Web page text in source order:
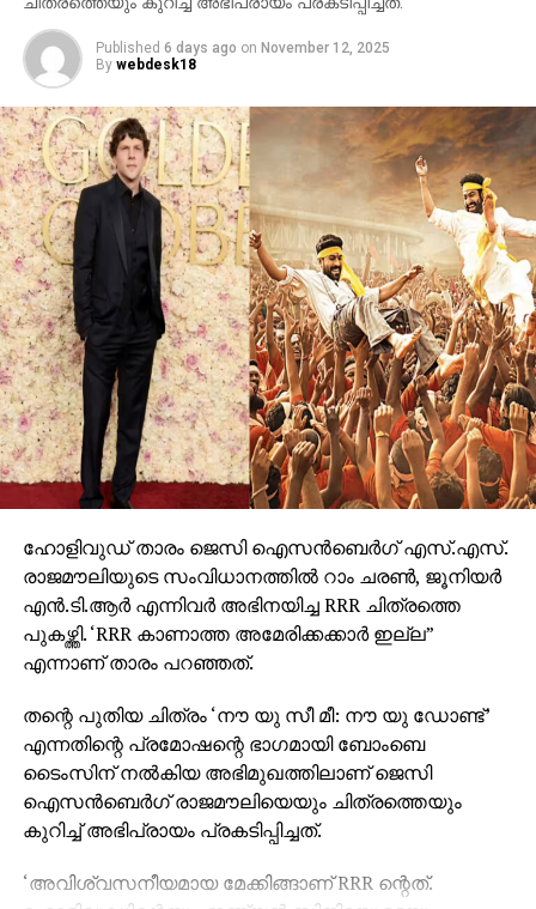
കയ്യില്‍ ത്രിശൂലം പിടിച്ച് കാളയുടെ പുറത്ത്
സവാരിയുമായി എത്തുന്ന രുദ്രയായി മഹേഷ്
ബാബുവിന്റെ എന്‍ട്രിയാണ് ട്രെയിലറിന്റെ ഹൈലൈറ്റ്.
അതേപോലെ, വേദിയിലേക്കും മഹേഷ് ബാബു
കാളപ്പുറത്ത് സവാരിയായി എത്തിയപ്പോള്‍ 60,000-
ത്തിലധികം പ്രേക്ഷകര്‍ കൈയ്യടി മുഴക്കി വരവേറ്റു.
ഐമാക്‌സ് ഫോര്‍മാറ്റിലാണ് ഈ ചിത്രം ഒരുക്കുന്നത്.
അതിനാല്‍ തന്നെ തിയേറ്ററുകളില്‍ അത്ഭുതകരമായ
കാഴ്ചാനുഭവം സമ്മാനിക്കുമെന്നുറപ്പ്. ബാഹുബലി,
ഞഞഞ എന്നിവയുടെ സംവിധായകന്‍ രാജമൗലിയുടെ
ഈ ബ്രഹ്‌മാണ്ഡ പ്രോജക്റ്റ് 2027-ല്‍
തിയേറ്ററുകളിലേക്ക് എത്തും.
Published 6 days ago on November 12, 2025
By webdesk18
ഹോളിവുഡ് താരം ജെസി ഐസന്‍ബെര്‍ഗ് എസ്.എസ്.
രാജമൗലിയുടെ സംവിധാനത്തില്‍ റാം ചരണ്‍, ജൂനിയര്‍
എന്‍.ടി.ആര്‍ എന്നിവര്‍ അഭിനയിച്ച RRR ചിത്രത്തെ
പുകഴ്ത്തി. ‘RRR കാണാത്ത അമേരിക്കക്കാര്‍ ഇല്ല”
എന്നാണ് താരം പറഞ്ഞത്.
തന്റെ പുതിയ ചിത്രം ‘നൗ യു സീ മീ: നൗ യു ഡോണ്ട്’
എന്നതിന്റെ പ്രമോഷന്റെ ഭാഗമായി ബോംബെ
ടൈംസിന് നല്‍കിയ അഭിമുഖത്തിലാണ് ജെസി
ഐസന്‍ബെര്‍ഗ് രാജമൗലിയെയും ചിത്രത്തെയും
കുറിച്ച് അഭിപ്രായം പ്രകടിപ്പിച്ചത്.
‘അവിശ്വസനീയമായ മേക്കിങ്ങാണ് RRR ന്റെത്.